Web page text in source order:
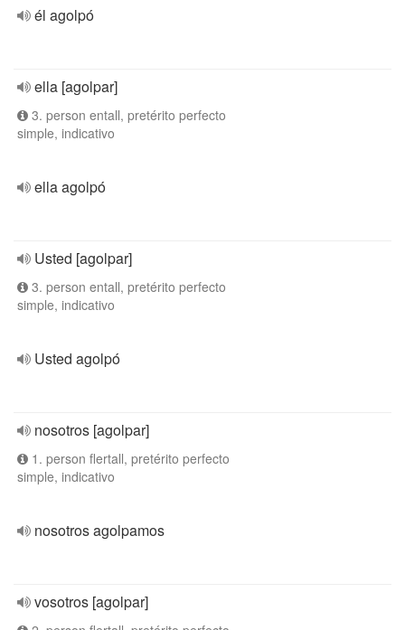
él agolpó
ella [agolpar]
3. person entall, pretérito perfecto
simple, indicativo
ella agolpó
Usted [agolpar]
3. person entall, pretérito perfecto
simple, indicativo
Usted agolpó
nosotros [agolpar]
1. person flertall, pretérito perfecto
simple, indicativo
nosotros agolpamos
vosotros [agolpar]